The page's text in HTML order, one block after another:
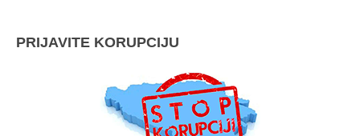
PRIJAVITE KORUPCIJU